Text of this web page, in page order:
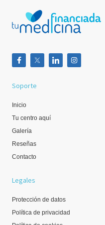
Soporte
Inicio
Tu centro aquí
Galería
Reseñas
Contacto
Legales
Protección de datos
Política de privacidad